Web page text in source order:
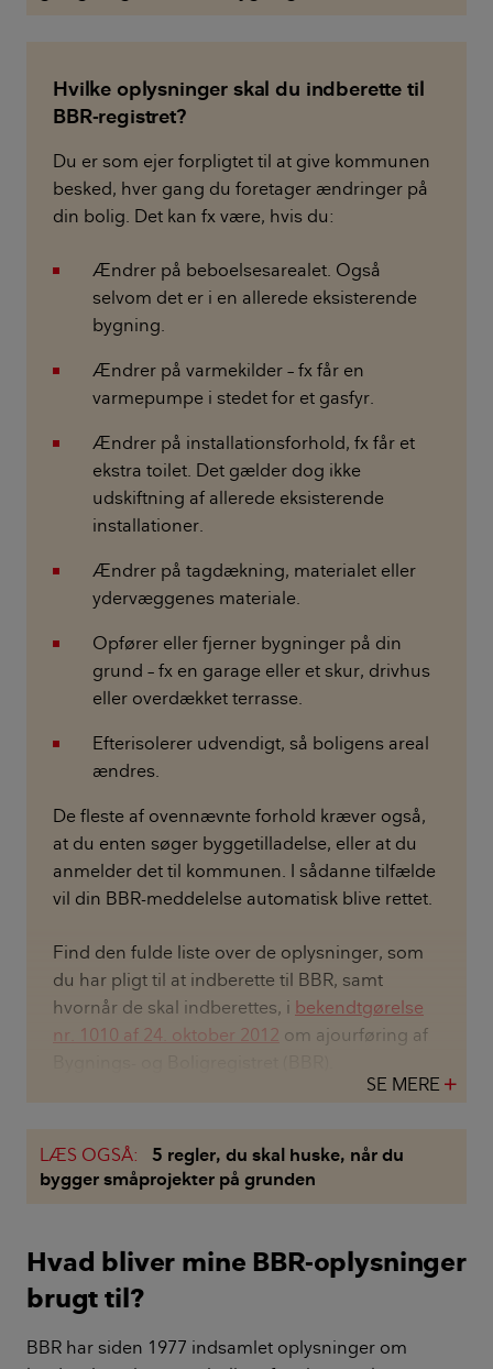
Hvilke oplysninger skal du indberette til
BBR-registret?
Du er som ejer forpligtet til at give kommunen
besked, hver gang du foretager ændringer på
din bolig. Det kan fx være, hvis du:
Ændrer på beboelsesarealet. Også
selvom det er i en allerede eksisterende
bygning.
Ændrer på varmekilder – fx får en
varmepumpe i stedet for et gasfyr.
Ændrer på installationsforhold, fx får et
ekstra toilet. Det gælder dog ikke
udskiftning af allerede eksisterende
installationer.
Ændrer på tagdækning, materialet eller
ydervæggenes materiale.
Opfører eller fjerner bygninger på din
grund – fx en garage eller et skur, drivhus
eller overdækket terrasse.
Efterisolerer udvendigt, så boligens areal
ændres.
De fleste af ovennævnte forhold kræver også,
at du enten søger byggetilladelse, eller at du
anmelder det til kommunen. I sådanne tilfælde
vil din BBR-meddelelse automatisk blive rettet.
Find den fulde liste over de oplysninger, som
du har pligt til at indberette til BBR, samt
hvornår de skal indberettes, i bekendtgørelse
nr. 1010 af 24. oktober 2012 om ajourføring af
SE MERE
LÆS OGSÅ:
5 regler, du skal huske, når du
bygger småprojekter på grunden
Hvad bliver mine BBR-oplysninger
brugt til?
BBR har siden 1977 indsamlet oplysninger om